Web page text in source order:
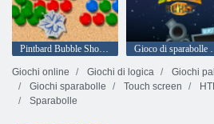
Pintbard Bubble Shooter Gioco di
Giochi online
Giochi di logica Giochi
Giochi sparabolle
Touch screen
Sparabolle